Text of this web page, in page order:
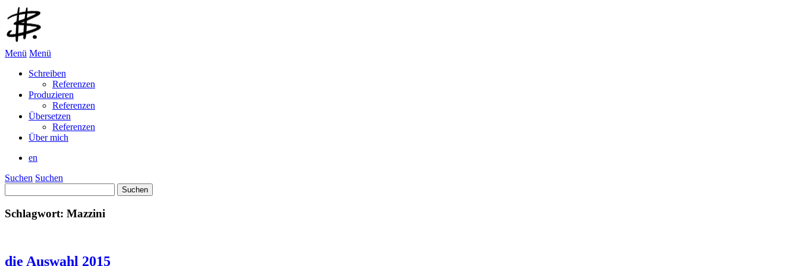
Menü Menü
Schreiben
Referenzen
Produzieren
Referenzen
Übersetzen
Referenzen
Über mich
en
Suchen Suchen
nach:
Schlagwort: Mazzini
die Auswahl 2015